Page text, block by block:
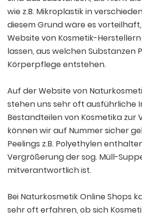
wie z.B. Mikroplastik in
diesem Grund wäre es vorteilhaft,
Website von Kosmetik-
lassen, aus welchen Substanzen
Körperpflege entstehen.
Auf der Website von
stehen uns sehr oft ausführliche
Bestandteilen von Kosmetika zur
können wir auf Nummer sicher
Peelings z.B. Polyethylen
Vergrößerung der sog. Müll-
mitverantwortlich ist.
Bei Naturkosmetik Online Shops
sehr oft erfahren, ob sich